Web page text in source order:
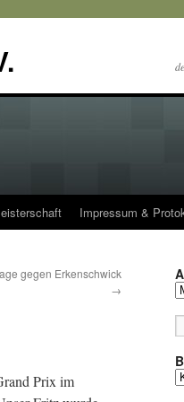
Impressum &
gegen Erkenschwick
→
Prix im